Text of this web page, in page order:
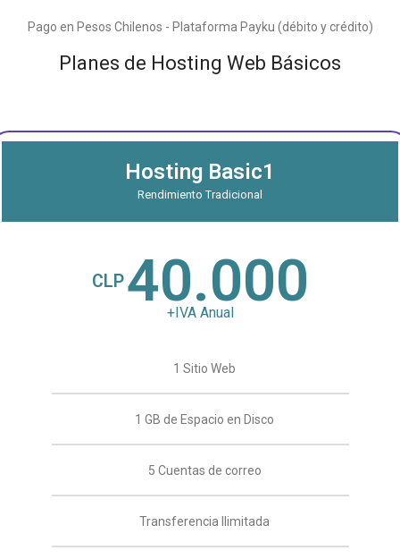
Pago en Pesos Chilenos - Plataforma Payku (débito y crédito)
Planes de Hosting Web Básicos
Hosting Basic1
Rendimiento Tradicional
CLP40.000
+IVA Anual
1 Sitio Web
1 GB de Espacio en Disco
5 Cuentas de correo
Transferencia Ilimitada